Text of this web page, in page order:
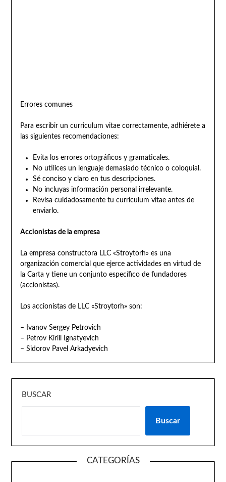
Errores comunes
Para escribir un curriculum vitae correctamente, adhiérete a
las siguientes recomendaciones:
Evita los errores ortográficos y gramaticales.
No utilices un lenguaje demasiado técnico o coloquial.
Sé conciso y claro en tus descripciones.
No incluyas información personal irrelevante.
Revisa cuidadosamente tu curriculum vitae antes de
enviarlo.
Accionistas de la empresa
La empresa constructora LLC «Stroytorh» es una
organización comercial que ejerce actividades en virtud de
la Carta y tiene un conjunto específico de fundadores
(accionistas).
Los accionistas de LLC «Stroytorh» son:
– Ivanov Sergey Petrovich
– Petrov Kirill Ignatyevich
– Sidorov Pavel Arkadyevich
BUSCAR
Buscar
CATEGORÍAS